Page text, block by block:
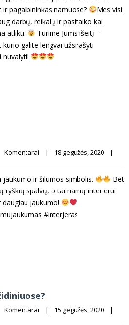
pagalbininkas namuose?
Mes visi
darbų, reikalų ir pasitaiko kai
atlikti.
Turime Jums išeitį –
galite lengvai užsirašyti
nuvalyti!
Komentarai | 18 gegužės, 2020 |
jaukumo ir šilumos simbolis.
Bet
ryškių spalvų, o tai namų interjerui
jaukumo!
#interjeras
Komentarai | 15 gegužės, 2020 |